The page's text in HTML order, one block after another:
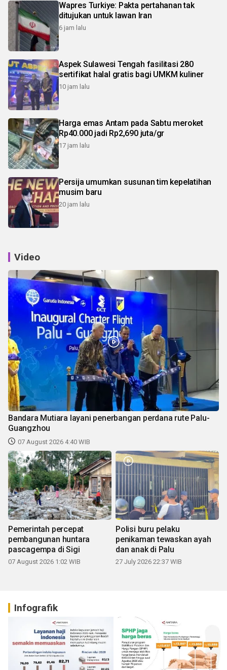
Wapres Turkiye: Pakta pertahanan tak
ditujukan untuk lawan Iran
6 jam lalu
Aspek Sulawesi Tengah fasilitasi 280
sertifikat halal gratis bagi UMKM kuliner
10 jam lalu
Harga emas Antam pada Sabtu meroket
Rp40.000 jadi Rp2,690 juta/gr
17 jam lalu
Persija umumkan susunan tim kepelatihan
musim baru
20 jam lalu
Video
Bandara Mutiara layani penerbangan perdana rute Palu-
Guangzhou
07 August 2026 4:40 WIB
Pemerintah percepat
pembangunan huntara
pascagempa di Sigi
07 August 2026 1:02 WIB
Polisi buru pelaku
penikaman tewaskan ayah
dan anak di Palu
27 July 2026 22:37 WIB
Infografik